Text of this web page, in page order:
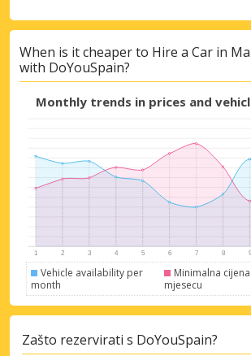
When is it cheaper to Hire a Car in
with DoYouSpain?
Monthly trends in prices and
Vehicle availability per
month
Minimalna
mjesecu
Zašto rezervirati s DoYouSpain?